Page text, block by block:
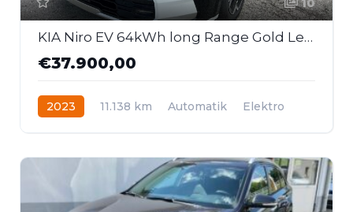
KIA Niro EV 64kWh long Range Gold Leder
€37.900,00
2023 11.138 km Automatik
Elektro